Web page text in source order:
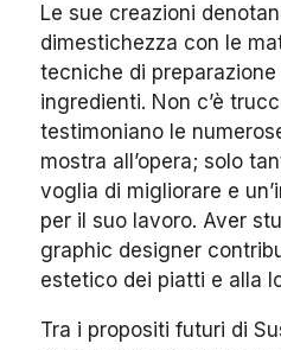
Le sue creazioni
dimestichezza con le
tecniche di
ingredienti. Non c’è
testimoniano le
mostra all’opera; solo
voglia di migliorare e
per il suo lavoro. Aver
graphic designer
estetico dei piatti e alla
Tra i propositi futuri di